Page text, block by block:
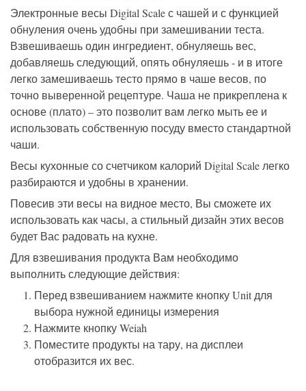
Электронные весы Digital Scale с чашей и с функцией
обнуления очень удобны при замешивании теста.
Взвешиваешь один ингредиент, обнуляешь вес,
добавляешь следующий, опять обнуляешь - и в итоге
легко замешиваешь тесто прямо в чаше весов, по
точно выверенной рецептуре. Чаша не прикреплена к
основе (плато) – это позволит вам легко мыть ее и
использовать собственную посуду вместо стандартной
чаши.
Весы кухонные со счетчиком калорий Digital Scale легко
разбираются и удобны в хранении.
Повесив эти весы на видное место, Вы сможете их
использовать как часы, а стильный дизайн этих весов
будет Вас радовать на кухне.
Для взвешивания продукта Вам необходимо
выполнить следующие действия:
Перед взвешиванием нажмите кнопку Unit для
выбора нужной единицы измерения
Нажмите кнопку Weiah
Поместите продукты на тару, на дисплеи
отобразится их вес.